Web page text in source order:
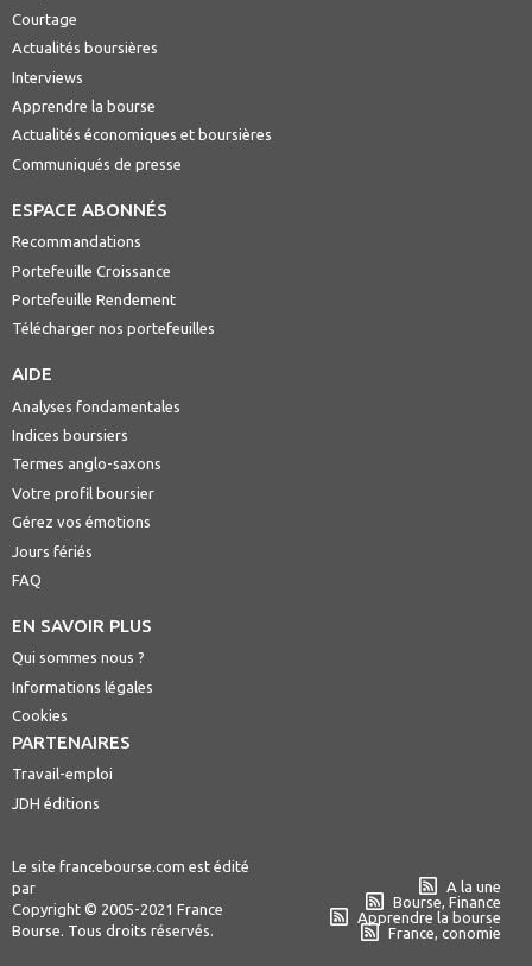
Courtage
Actualités boursières
Interviews
Apprendre la bourse
Actualités économiques et boursières
Communiqués de presse
ESPACE ABONNÉS
Recommandations
Portefeuille Croissance
Portefeuille Rendement
Télécharger nos portefeuilles
AIDE
Analyses fondamentales
Indices boursiers
Termes anglo-saxons
Votre profil boursier
Gérez vos émotions
Jours fériés
FAQ
EN SAVOIR PLUS
Qui sommes nous ?
Informations légales
Cookies
PARTENAIRES
Travail-emploi
JDH éditions
Le site francebourse.com est édité
par
Copyright © 2005-2021 France
Bourse. Tous droits réservés.
A la une
Bourse, Finance
Apprendre la bourse
France, conomie